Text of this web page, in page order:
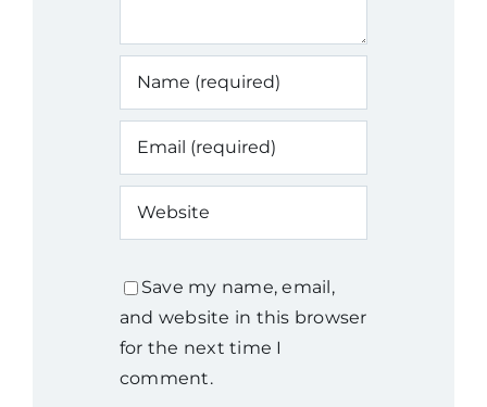
Save my name, email,
and website in this browser
for the next time I
comment.